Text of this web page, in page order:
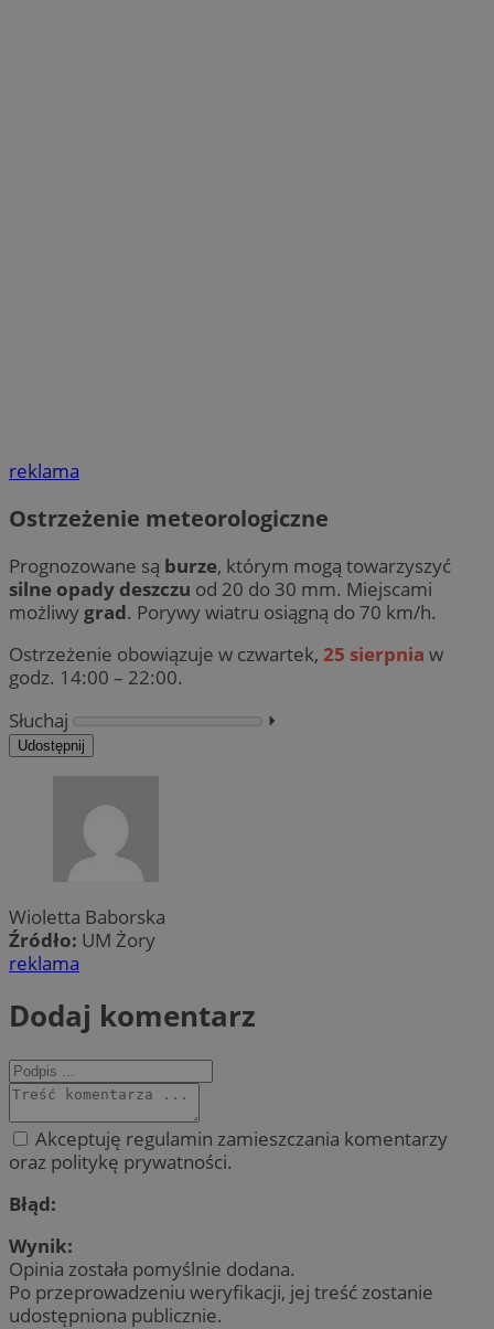
reklama
Ostrzeżenie meteorologiczne
Prognozowane są burze, którym mogą towarzyszyć
silne opady deszczu od 20 do 30 mm. Miejscami
możliwy grad. Porywy wiatru osiągną do 70 km/h.
Ostrzeżenie obowiązuje w czwartek, 25 sierpnia w
godz. 14:00 – 22:00.
Słuchaj
⏵︎
Udostępnij
Wioletta Baborska
Źródło: UM Żory
reklama
Dodaj komentarz
Akceptuję regulamin zamieszczania komentarzy
oraz politykę prywatności.
Błąd:
Wynik:
Opinia została pomyślnie dodana.
Po przeprowadzeniu weryfikacji, jej treść zostanie
udostępniona publicznie.